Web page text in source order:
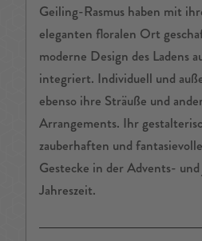
Geiling-Rasmus haben mit
eleganten floralen Ort
moderne Design des Ladens
integriert. Individuell und
ebenso ihre Sträuße und
Arrangements. Ihr
zauberhaften und
Gestecke in der Advents-
Jahreszeit.